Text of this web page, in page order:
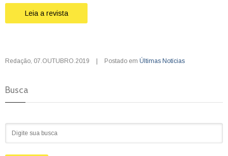
Leia a revista
Redação 07.OUTUBRO.2019 | Postado em Últimas Notícias
Busca